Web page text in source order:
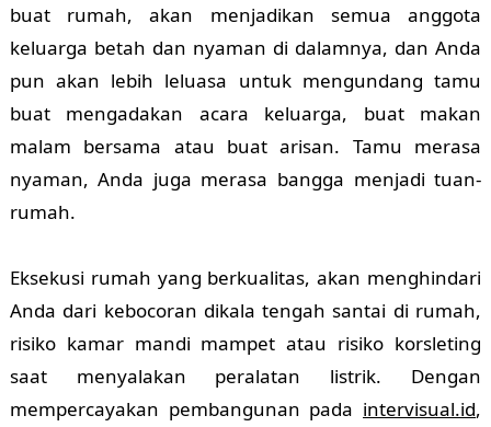
buat rumah, akan menjadikan semua anggota
keluarga betah dan nyaman di dalamnya, dan Anda
pun akan lebih leluasa untuk mengundang tamu
buat mengadakan acara keluarga, buat makan
malam bersama atau buat arisan. Tamu merasa
nyaman, Anda juga merasa bangga menjadi tuan-
rumah.
Eksekusi rumah yang berkualitas, akan menghindari
Anda dari kebocoran dikala tengah santai di rumah,
risiko kamar mandi mampet atau risiko korsleting
saat menyalakan peralatan listrik. Dengan
mempercayakan pembangunan pada intervisual.id,